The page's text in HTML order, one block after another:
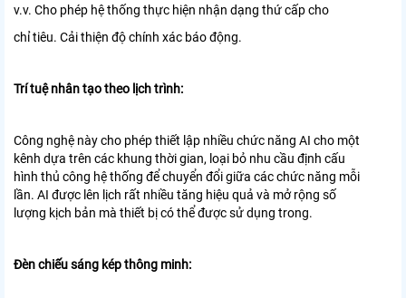
v.v. Cho phép hệ thống thực hiện nhận dạng thứ cấp cho
chỉ tiêu. Cải thiện độ chính xác báo động.
Trí tuệ nhân tạo theo lịch trình:
Công nghệ này cho phép thiết lập nhiều chức năng AI cho một
kênh dựa trên các khung thời gian, loại bỏ nhu cầu định cấu
hình thủ công hệ thống để chuyển đổi giữa các chức năng mỗi
lần. AI được lên lịch rất nhiều tăng hiệu quả và mở rộng số
lượng kịch bản mà thiết bịcó thể được sử dụng trong.
Đèn chiếu sáng kép thông minh: